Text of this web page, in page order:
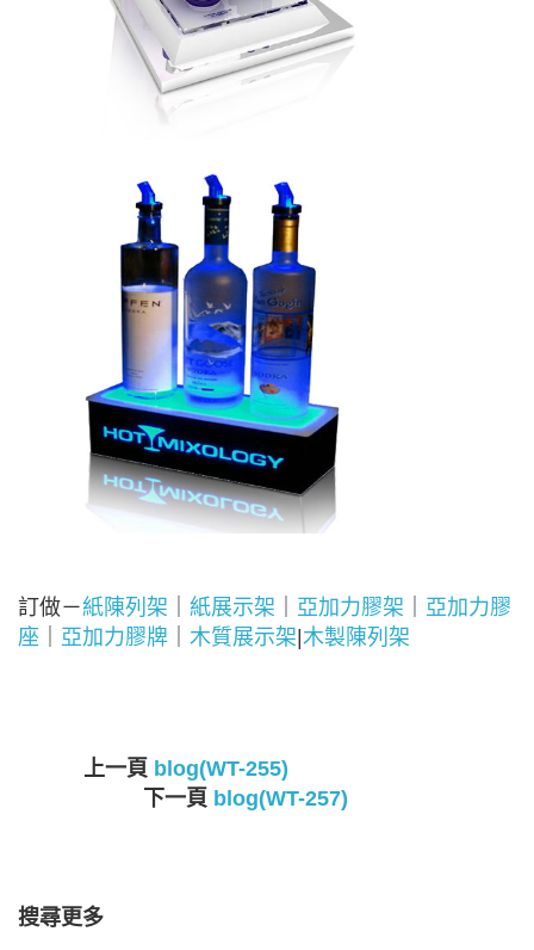
訂做－紙陳列架 紙展示架 亞加力膠架
亞加力膠
座
亞加力膠牌 木質展示架 木製陳列架
上一頁 blog(WT-255)
下一頁 blog(WT-257)
搜尋更多